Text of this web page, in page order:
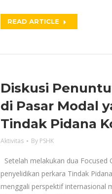
READ ARTICLE
Diskusi
di Pasar Modal
Tindak Pidana
Aktivitas By PSHK
Setelah melakukan dua
penyelidikan perkara Tindak
menggali perspektif internasional